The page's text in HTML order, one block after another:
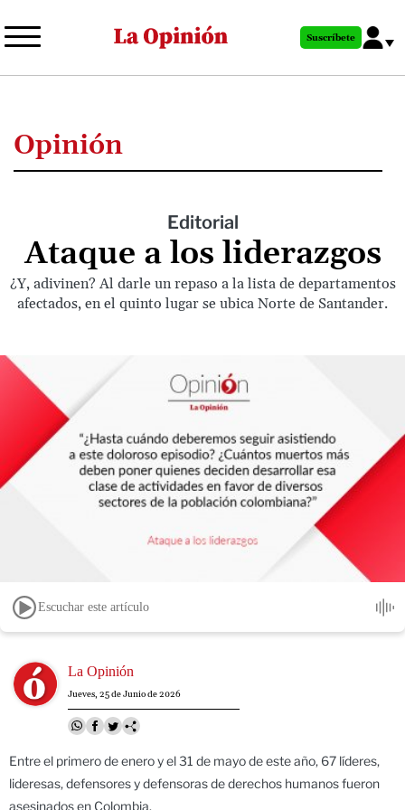
al
principal
Suscríbete
Opinión
Editorial
Ataque a los liderazgos
¿Y, adivinen? Al darle un repaso a la lista de departamentos
afectados, en el quinto lugar se ubica Norte de Santander.
Escuchar este artículo
Image La Opinión
Jueves, 25 de Junio de 2026
Entre el primero de enero y el 31 de mayo de este año, 67 líderes,
lideresas, defensores y defensoras de derechos humanos fueron
asesinados en Colombia.